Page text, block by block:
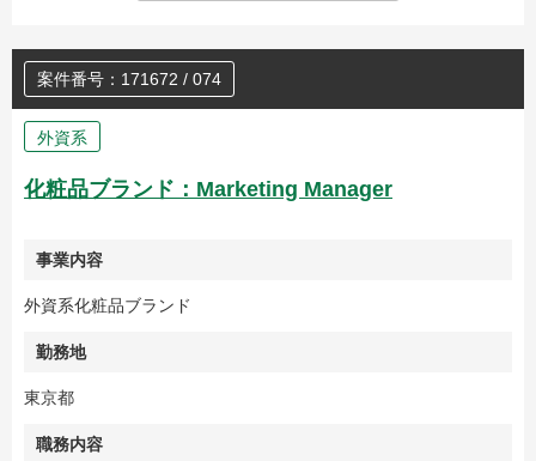
案件番号：171672 / 074
外資系
化粧品ブランド：Marketing Manager
事業内容
外資系化粧品ブランド
勤務地
東京都
職務内容